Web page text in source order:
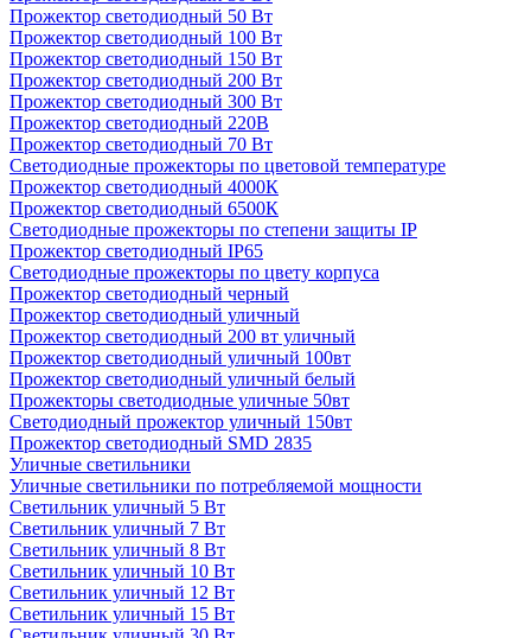
Прожектор светодиодный 50 Вт
Прожектор светодиодный 100 Вт
Прожектор светодиодный 150 Вт
Прожектор светодиодный 200 Вт
Прожектор светодиодный 300 Вт
Прожектор светодиодный 220В
Прожектор светодиодный 70 Вт
Светодиодные прожекторы по цветовой температуре
Прожектор светодиодный 4000К
Прожектор светодиодный 6500К
Светодиодные прожекторы по степени защиты IP
Прожектор светодиодный IP65
Светодиодные прожекторы по цвету корпуса
Прожектор светодиодный черный
Прожектор светодиодный уличный
Прожектор светодиодный 200 вт уличный
Прожектор светодиодный уличный 100вт
Прожектор светодиодный уличный белый
Прожекторы светодиодные уличные 50вт
Светодиодный прожектор уличный 150вт
Прожектор светодиодный SMD 2835
Уличные светильники
Уличные светильники по потребляемой мощности
Светильник уличный 5 Вт
Светильник уличный 7 Вт
Светильник уличный 8 Вт
Светильник уличный 10 Вт
Светильник уличный 12 Вт
Светильник уличный 15 Вт